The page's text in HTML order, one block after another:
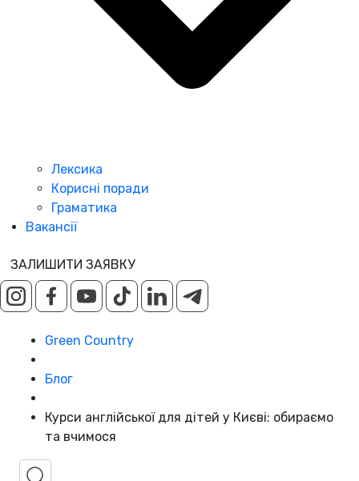
Лексика
Корисні поради
Граматика
Вакансії
ЗАЛИШИТИ ЗАЯВКУ
Green Country
Блог
Курси англійської для дітей у Києві: обираємо
та вчимося